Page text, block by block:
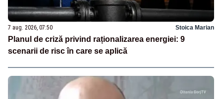
7 aug. 2026, 07:50 Stoica Marian
Planul de criză privind raționalizarea energiei: 9
scenarii de risc în care se aplică